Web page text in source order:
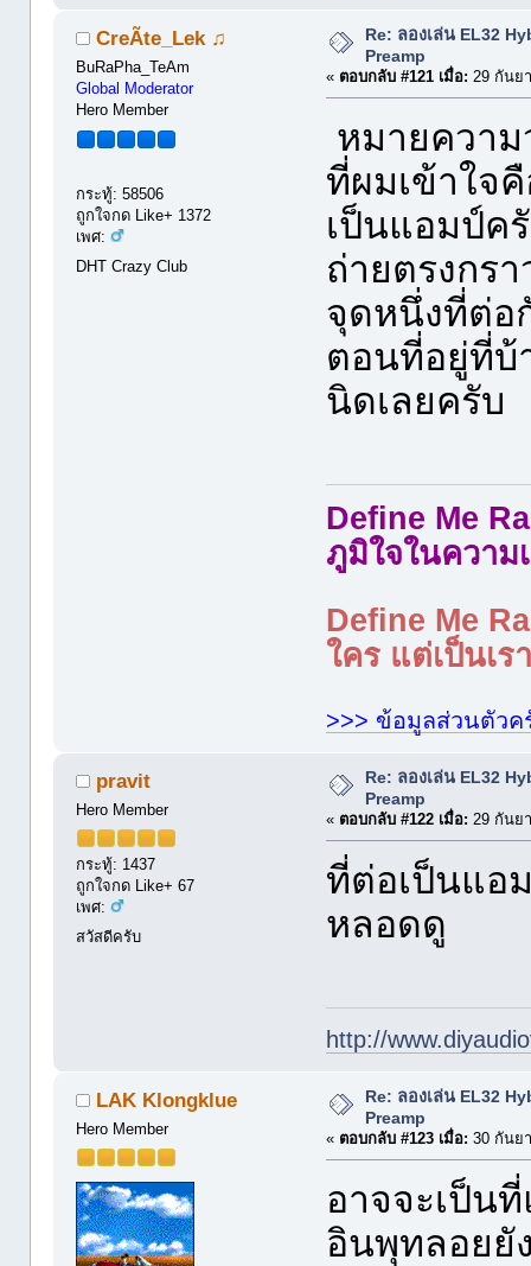
CreÃte_Lek ♫
BuRaPha_TeAm
Global Moderator
Hero Member
กระทู้: 58506
ถูกใจกด Like+ 1372
เพศ:
DHT Crazy Club
Re: ลองเล่น EL32
Preamp
« ตอบกลับ #121 เมื่อ: 29 กันย
หมายควา
ที่ผมเข้าใจ
เป็นแอมป์ค
ถ่ายตรงกร
จุดหนึ่งที่ต่อ
ตอนที่อยู่ที่บ้
นิดเลยครับ
Define Me
ภูมิใจในความ
Define Me
ใคร แต่เป็นเ
>>> ข้อมูลส่วนตัวค
pravit
Hero Member
กระทู้: 1437
ถูกใจกด Like+ 67
เพศ:
สวัสดีครับ
Re: ลองเล่น EL32
Preamp
« ตอบกลับ #122 เมื่อ: 29 กันย
ที่ต่อเป็นแอ
หลอดดู
http://
LAK Klongklue
Hero Member
Re: ลองเล่น EL32
Preamp
« ตอบกลับ #123 เมื่อ: 30 กันย
อาจจะเป็น
อินพุทลอยยั